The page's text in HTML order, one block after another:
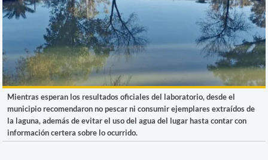
Mientras esperan los resultados oficiales del laboratorio, desde el
municipio recomendaron no pescar ni consumir ejemplares extraídos de
la laguna, además de evitar el uso del agua del lugar hasta contar con
información certera sobre lo ocurrido.